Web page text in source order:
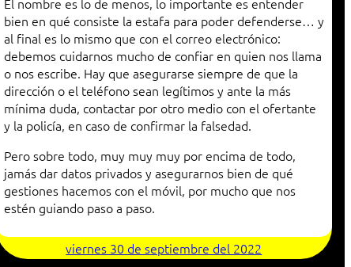
El nombre es lo de menos, lo importante es entender
bien en qué consiste la estafa para poder defenderse… y
al final es lo mismo que con el correo electrónico:
debemos cuidarnos mucho de confiar en quien nos llama
o nos escribe. Hay que asegurarse siempre de que la
dirección o el teléfono sean legítimos y ante la más
mínima duda, contactar por otro medio con el ofertante
y la policía, en caso de confirmar la falsedad.
Pero sobre todo, muy muy muy por encima de todo,
jamás dar datos privados y asegurarnos bien de qué
gestiones hacemos con el móvil, por mucho que nos
estén guiando paso a paso.
viernes 30 de septiembre del 2022